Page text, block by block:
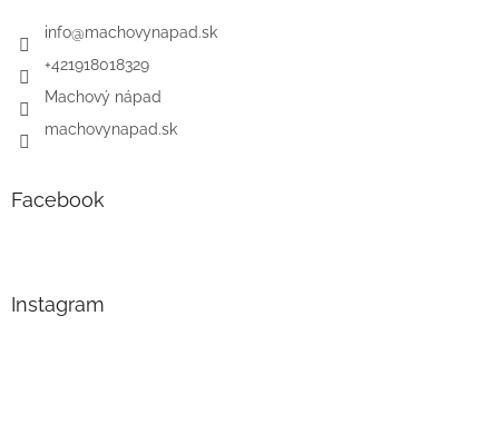
info@machovynapad.sk
+421918018329
Machový nápad
machovynapad.sk
Facebook
Instagram